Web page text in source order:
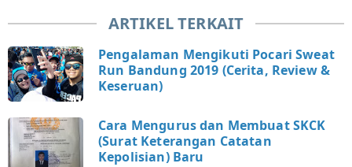
ARTIKEL TERKAIT
Pengalaman Mengikuti Pocari Sweat
Run Bandung 2019 (Cerita, Review &
Keseruan)
Cara Mengurus dan Membuat SKCK
(Surat Keterangan Catatan
Kepolisian) Baru